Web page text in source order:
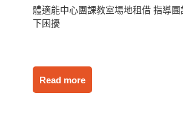
體適能中心團課教室場地租借 指導
下困擾
Read more